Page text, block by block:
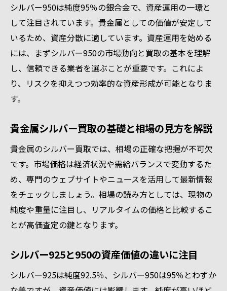
貴金属シルバー買取で査定額を上げる秘訣
シルバー950買取時の査定ポイントを詳しく
解説
シルバー925と950の見分け方と査定基準
高価買取を目指すなら付属品もチェックを
純度の違いが分かるシルバー950と925の見分け
方
シルバー950と925の純度の差を正しく理解
貴金属シルバー買取で純度を見極める方法
シルバー950 925 違いを簡単に判別するコ
ツ
シルバー925買取相場と950の比較ポイント
貴金属価値を高める見分け方の実践法
シルバー950の刻印が査定額に与える影響を徹
シルバー950は純度95％の銀合金で、資産運用の一環と
して注目されています。貴金属としての価値が安定して
いるため、資産分散に適しています。資産運用を始める
には、まずシルバー950の市場動向と買取の基本を理解
し、信頼できる業者を選ぶことが重要です。これによ
り、リスクを抑えつつ効率的な資産形成が可能となりま
す。
貴金属シルバー買取の基礎と相場の見方を解説
貴金属のシルバー買取では、相場の正確な把握が不可欠
です。市場価格は経済状況や需給バランスで変動するた
め、専門のウェブサイトやニュースを活用して最新情報
をチェックしましょう。相場の読み方としては、現物の
純度や重量に注目し、リアルタイムの価格と比較するこ
とが高価査定の鍵となります。
シルバー925と950の資産価値の違いに注目
シルバー925は純度92.5％、シルバー950は95％とわずか